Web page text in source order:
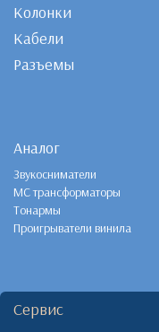
Колонки
Кабели
Разъемы
Аналог
Звукосниматели
MC трансформаторы
Тонармы
Проигрыватели винила
Сервис